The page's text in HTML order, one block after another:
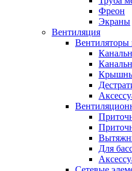
Фреон
Экраны
Вентиляция
Для